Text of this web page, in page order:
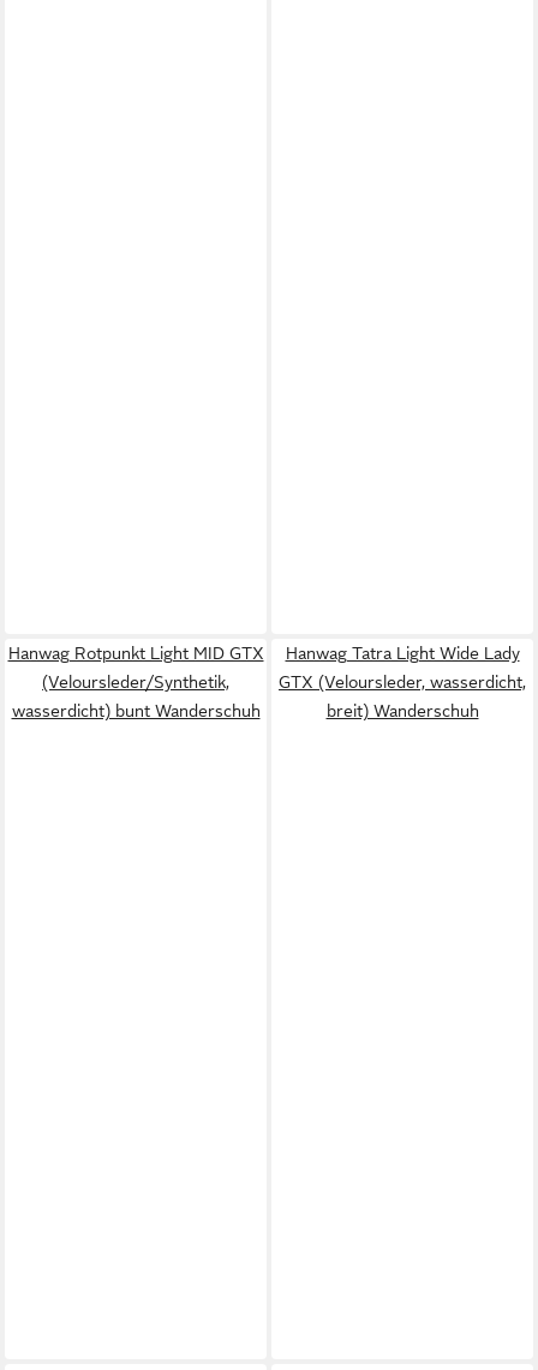
Hanwag Rotpunkt Light MID GTX
(Veloursleder/Synthetik,
wasserdicht) bunt Wanderschuh
Hanwag Tatra Light Wide Lady
GTX (Veloursleder, wasserdicht,
breit) Wanderschuh